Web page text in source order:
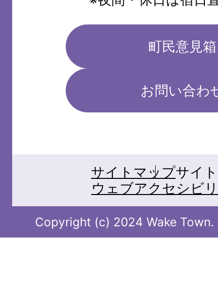
町民意見箱
お問い合わ
サイトマップサイ
ウェブアクセシビ
Copyright (c) 2024 Wake Town.